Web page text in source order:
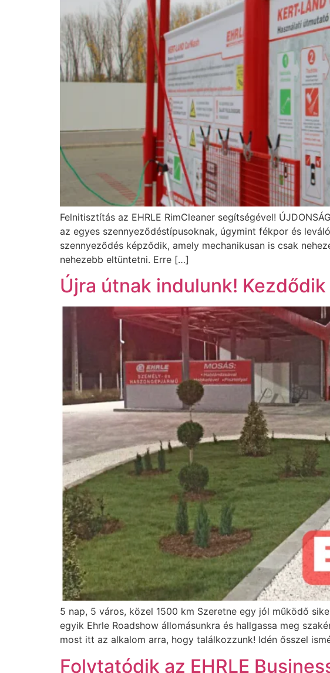
Felnitisztítás az EHRLE RimCleaner segítségével!
az egyes szennyeződéstípusoknak, úgymint fékpor és
szennyeződés képződik, amely mechanikusan is csak
nehezebb eltüntetni. Erre […]
Újra útnak indulunk! Kezdődik
5 nap, 5 város, közel 1500 km Szeretne egy jól működő
egyik Ehrle Roadshow állomásunkra és hallgassa meg
most itt az alkalom arra, hogy találkozzunk! Idén ősszel
Folytatódik az EHRLE